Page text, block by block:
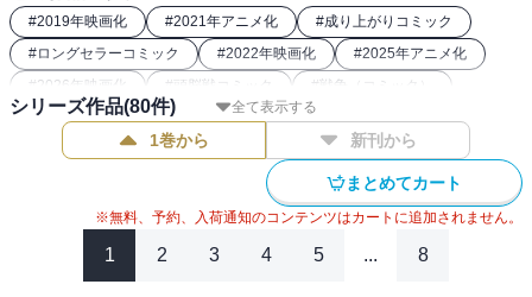
#2019年映画化 #2021年アニメ化 #成り上がりコミック
#ロングセラーコミック #2022年映画化 #2025年アニメ化
#2026年映画化 # 頭脳戦コミック #戦争（コミック）
#2025年ストア人気コミック #2024年アニメ化
歴史系漫画（中国） #
26年夏ドラマ・映画化
2022年アニメ化
歴史漫画
2020年アニメ化 # キングダム関連作 #アニメ化
26年春ドラマ・映画化 2023年映画化 2024年映画化
全て表示する
シリーズ作品(80件)
1巻から 新刊から
まとめてカート
※無料、予約、入荷通知のコンテンツはカートに追加されません。
1 2 3 4 5 ... 8